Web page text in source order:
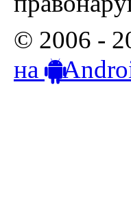
© 2006 -
на